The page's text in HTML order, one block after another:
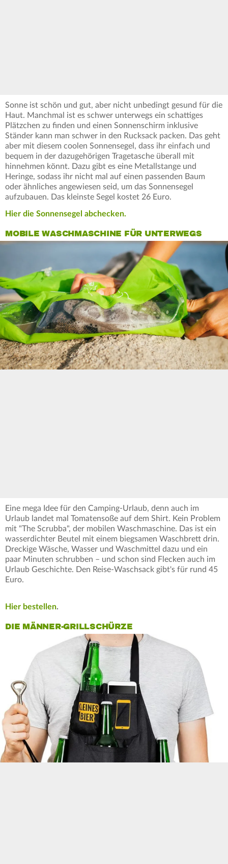
Sonne ist schön und gut, aber nicht unbedingt gesund für die
Haut. Manchmal ist es schwer unterwegs ein schattiges
Plätzchen zu finden und einen Sonnenschirm inklusive
Ständer kann man schwer in den Rucksack packen. Das geht
aber mit diesem coolen Sonnensegel, dass ihr einfach und
bequem in der dazugehörigen Tragetasche überall mit
hinnehmen könnt. Dazu gibt es eine Metallstange und
Heringe, sodass ihr nicht mal auf einen passenden Baum
oder ähnliches angewiesen seid, um das Sonnensegel
aufzubauen. Das kleinste Segel kostet 26 Euro.
Hier die Sonnensegel abchecken.
MOBILE WASCHMASCHINE FÜR UNTERWEGS
Eine mega Idee für den Camping-Urlaub, denn auch im
Urlaub landet mal Tomatensoße auf dem Shirt. Kein Problem
mit "The Scrubba", der mobilen Waschmaschine. Das ist ein
wasserdichter Beutel mit einem biegsamen Waschbrett drin.
Dreckige Wäsche, Wasser und Waschmittel dazu und ein
paar Minuten schrubben – und schon sind Flecken auch im
Urlaub Geschichte. Den Reise-Waschsack gibt's für rund 45
Euro.
Hier bestellen.
DIE MÄNNER-GRILLSCHÜRZE